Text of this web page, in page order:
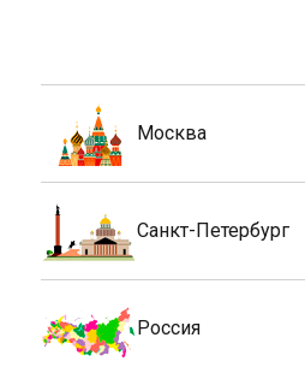
Москва
Санкт-Петербург
Россия